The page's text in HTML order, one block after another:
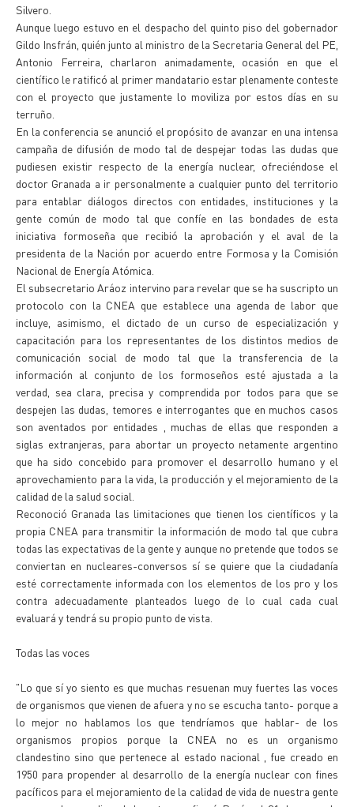
Silvero.
Aunque luego estuvo en el despacho del quinto piso del gobernador
Gildo Insfrán, quién junto al ministro de la Secretaria General del PE,
Antonio Ferreira, charlaron animadamente, ocasión en que el
científico le ratificó al primer mandatario estar plenamente conteste
con el proyecto que justamente lo moviliza por estos días en su
terruño.
En la conferencia se anunció el propósito de avanzar en una intensa
campaña de difusión de modo tal de despejar todas las dudas que
pudiesen existir respecto de la energía nuclear, ofreciéndose el
doctor Granada a ir personalmente a cualquier punto del territorio
para entablar diálogos directos con entidades, instituciones y la
gente común de modo tal que confíe en las bondades de esta
iniciativa formoseña que recibió la aprobación y el aval de la
presidenta de la Nación por acuerdo entre Formosa y la Comisión
Nacional de Energía Atómica.
El subsecretario Aráoz intervino para revelar que se ha suscripto un
protocolo con la CNEA que establece una agenda de labor que
incluye, asimismo, el dictado de un curso de especialización y
capacitación para los representantes de los distintos medios de
comunicación social de modo tal que la transferencia de la
información al conjunto de los formoseños esté ajustada a la
verdad, sea clara, precisa y comprendida por todos para que se
despejen las dudas, temores e interrogantes que en muchos casos
son aventados por entidades , muchas de ellas que responden a
siglas extranjeras, para abortar un proyecto netamente argentino
que ha sido concebido para promover el desarrollo humano y el
aprovechamiento para la vida, la producción y el mejoramiento de la
calidad de la salud social.
Reconoció Granada las limitaciones que tienen los científicos y la
propia CNEA para transmitir la información de modo tal que cubra
todas las expectativas de la gente y aunque no pretende que todos se
conviertan en nucleares-conversos sí se quiere que la ciudadanía
esté correctamente informada con los elementos de los pro y los
contra adecuadamente planteados luego de lo cual cada cual
evaluará y tendrá su propio punto de vista.
Todas las voces
"Lo que sí yo siento es que muchas resuenan muy fuertes las voces
de organismos que vienen de afuera y no se escucha tanto- porque a
lo mejor no hablamos los que tendríamos que hablar- de los
organismos propios porque la CNEA no es un organismo
clandestino sino que pertenece al estado nacional , fue creado en
1950 para propender al desarrollo de la energía nuclear con fines
pacíficos para el mejoramiento de la calidad de vida de nuestra gente